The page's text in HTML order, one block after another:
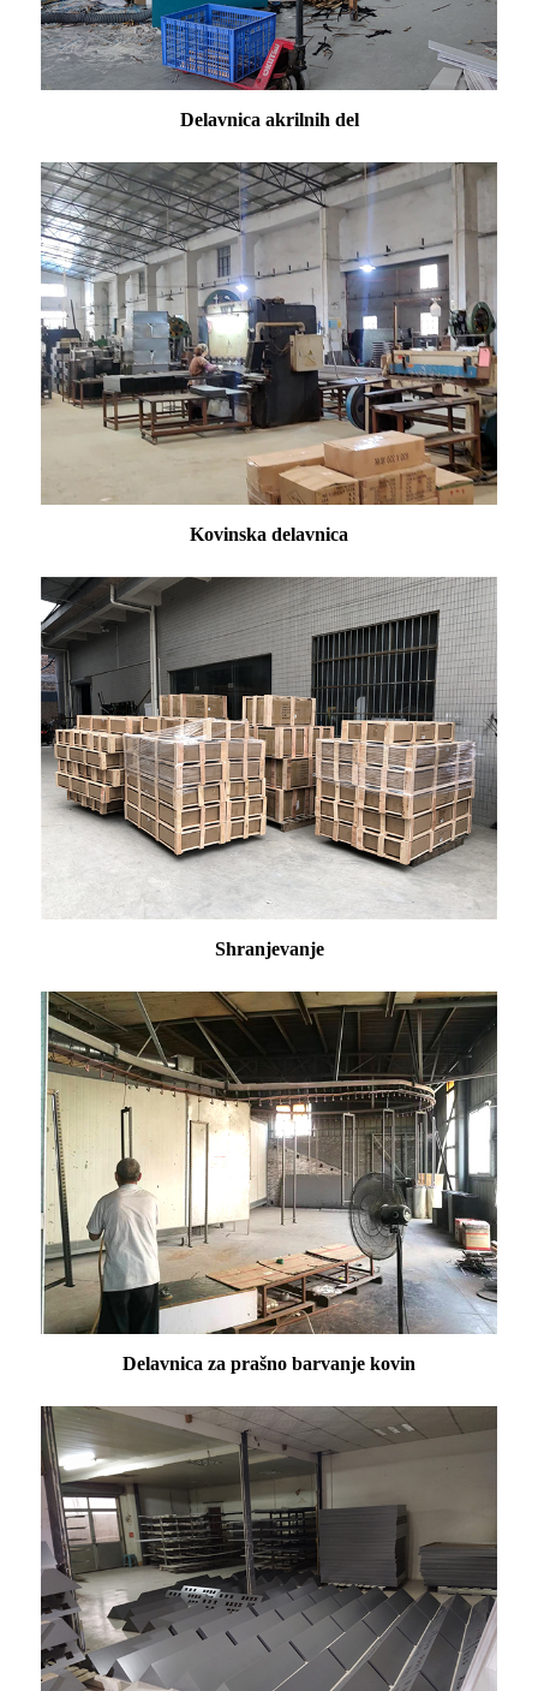
Delavnica akrilnih del
Kovinska delavnica
Shranjevanje
Delavnica za prašno barvanje kovin